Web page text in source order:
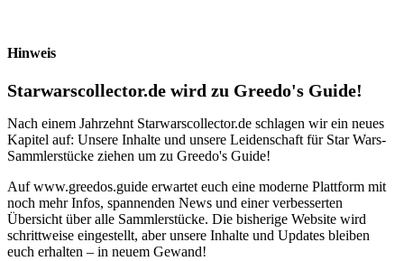
Hinweis
Starwarscollector.de wird zu Greedo's Guide!
Nach einem Jahrzehnt Starwarscollector.de schlagen wir ein neues
Kapitel auf: Unsere Inhalte und unsere Leidenschaft für Star Wars-
Sammlerstücke ziehen um zu Greedo's Guide!
Auf www.greedos.guide erwartet euch eine moderne Plattform mit
noch mehr Infos, spannenden News und einer verbesserten
Übersicht über alle Sammlerstücke. Die bisherige Website wird
schrittweise eingestellt, aber unsere Inhalte und Updates bleiben
euch erhalten – in neuem Gewand!